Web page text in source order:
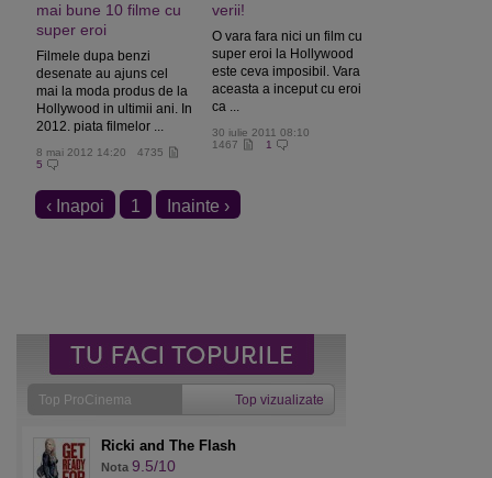
mai bune 10 filme cu
super eroi
Filmele dupa benzi
desenate au ajuns cel
mai la moda produs de la
Hollywood in ultimii ani. In
2012. piata filmelor ...
8 mai 2012 14:20
4735
5
verii!
O vara fara nici un film cu
super eroi la Hollywood
este ceva imposibil. Vara
aceasta a inceput cu eroi
ca ...
30 iulie 2011 08:10
1467
1
‹ Inapoi 1 Inainte ›
Top ProCinema Top vizualizate
Ricki and The Flash
Nota 9.5/10